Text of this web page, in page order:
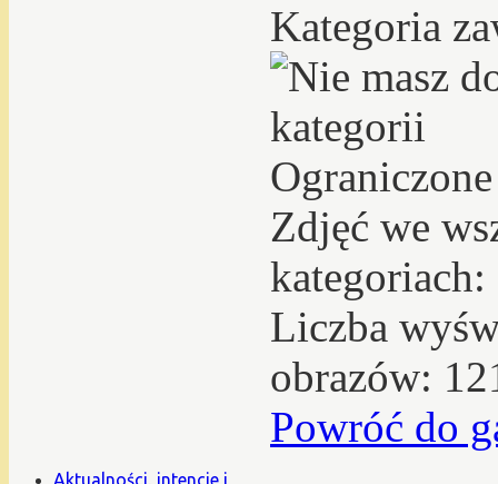
Kategoria
Zdjęć we
kategoriach:
Liczba
obrazów:
Powróć do
Aktualności, intencje i